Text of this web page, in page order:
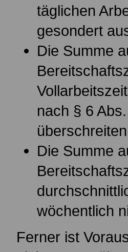
täglichen
gesondert
Die Summe
nach § 6
Die Summe
wöchentlich
Ferner ist